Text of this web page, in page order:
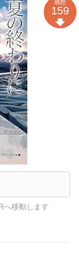
へ移動します
感想
159